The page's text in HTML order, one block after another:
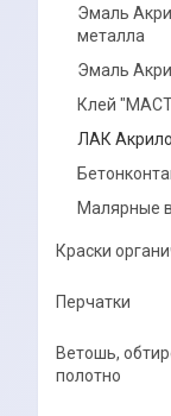
Эмаль
металла
Эмаль
Клей
ЛАК
Малярные
Краски
Перчатки
Ветошь,
полотно